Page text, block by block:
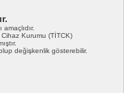
amaçlıdır.
Cihaz Kurumu (TİTCK)
değişkenlik gösterebilir.